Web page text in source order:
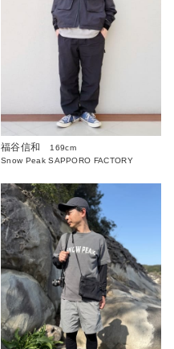
福谷信和
169cm
Snow Peak SAPPORO FACTORY